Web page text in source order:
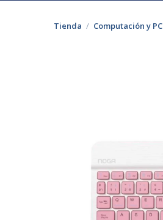
Tienda / Computación y PC